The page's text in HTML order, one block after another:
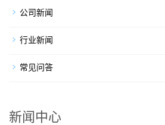
公司新闻
行业新闻
常见问答
新闻中心